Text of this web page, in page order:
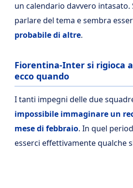
un calendario davvero intasato.
parlare del tema e sembra
probabile di altre.
Fiorentina-Inter si rigioca
ecco quando
I tanti impegni delle due
impossibile immaginare un
mese di febbraio. In quel
esserci effettivamente qualche